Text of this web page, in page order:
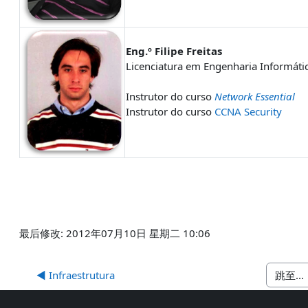
Eng.º Filipe Freitas
Licenciatura em Engenharia
Instrutor do curso Network Essential
Instrutor do curso CCNA Security
最后修改: 2012年07月10日 星期二 10:06
◀︎ Infraestrutura 跳至...